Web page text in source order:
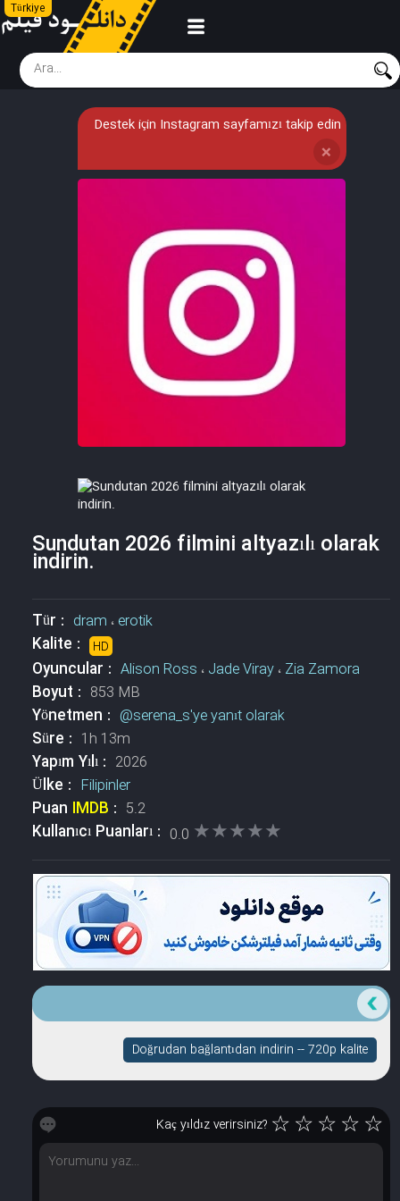
Türkiye
Destek için Instagram sayfamızı takip edin
❌
Sundutan 2026 filmini altyazılı olarak
indirin.
Tür : dram ، erotik
Kalite : HD
Oyuncular : Alison Ross ، Jade Viray، Zia Zamora
Boyut : 853 MB
Yönetmen : @serena_s'ye yanıt olarak
Süre : 1h 13m
Yapım Yılı : 2026
Ülke : Filipinler
Puan IMDB : 5.2
Kullanıcı Puanları : 0.0 ★★★★★
★★★★★
Doğrudan bağlantıdan indirin -- 720p kalite
Kaç yıldız verirsiniz? ☆☆☆☆☆